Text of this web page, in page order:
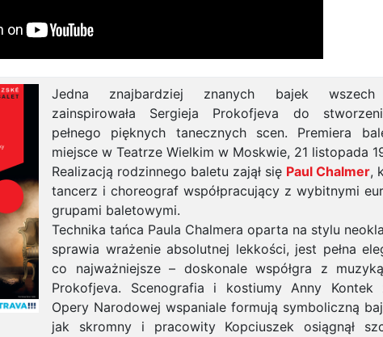
Jedna znajbardziej znanych bajek wszech
zainspirowała Sergieja Prokofjeva do
pełnego pięknych tanecznych scen. Premiera
miejsce w Teatrze Wielkim w Moskwie, 21 listopada
Realizacją rodzinnego baletu zajął się Paul Chalmer,
tancerz i choreograf współpracujący z wybitnymi
grupami baletowymi.
Technika tańca Paula Chalmera oparta na stylu
sprawia wrażenie absolutnej lekkości, jest pełna
co najważniejsze – doskonale współgra z
Prokofjeva. Scenografia i kostiumy Anny Kontek
Opery Narodowej wspaniale formują symboliczną
jak skromny i pracowity Kopciuszek osiągnął